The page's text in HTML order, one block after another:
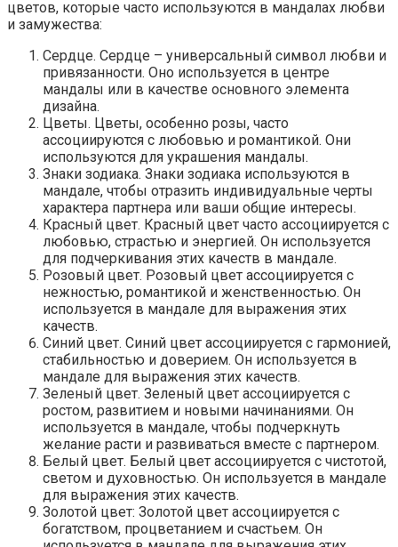
цветов, которые часто используются в мандалах любви
и замужества:
Сердце. Сердце – универсальный символ любви и
привязанности. Оно используется в центре
мандалы или в качестве основного элемента
дизайна.
Цветы. Цветы, особенно розы, часто
ассоциируются с любовью и романтикой. Они
используются для украшения мандалы.
Знаки зодиака. Знаки зодиака используются в
мандале, чтобы отразить индивидуальные черты
характера партнера или ваши общие интересы.
Красный цвет. Красный цвет часто ассоциируется с
любовью, страстью и энергией. Он используется
для подчеркивания этих качеств в мандале.
Розовый цвет. Розовый цвет ассоциируется с
нежностью, романтикой и женственностью. Он
используется в мандале для выражения этих
качеств.
Синий цвет. Синий цвет ассоциируется с гармонией,
стабильностью и доверием. Он используется в
мандале для выражения этих качеств.
Зеленый цвет. Зеленый цвет ассоциируется с
ростом, развитием и новыми начинаниями. Он
используется в мандале, чтобы подчеркнуть
желание расти и развиваться вместе с партнером.
Белый цвет. Белый цвет ассоциируется с чистотой,
светом и духовностью. Он используется в мандале
для выражения этих качеств.
Золотой цвет: Золотой цвет ассоциируется с
богатством, процветанием и счастьем. Он